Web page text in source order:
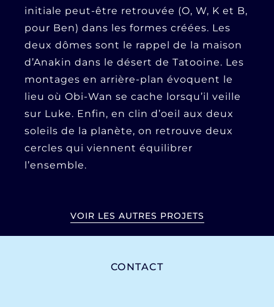
initiale peut-être retrouvée (O, W, K et B,
pour Ben) dans les formes créées. Les
deux dômes sont le rappel de la maison
d’Anakin dans le désert de Tatooine. Les
montages en arrière-plan évoquent le
lieu où Obi-Wan se cache lorsqu’il veille
sur Luke. Enfin, en clin d’oeil aux deux
soleils de la planète, on retrouve deux
cercles qui viennent équilibrer
l’ensemble.
VOIR LES AUTRES PROJETS
CONTACT